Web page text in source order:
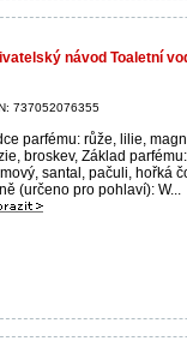
návod Toaletní
737052076355
parfému: růže, lilie,
broskev, Základ
santal, pačuli, hořká
(určeno pro pohlaví): W...